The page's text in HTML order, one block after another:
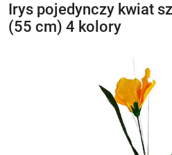
Irys pojedynczy kwiat
(55 cm) 4 kolory